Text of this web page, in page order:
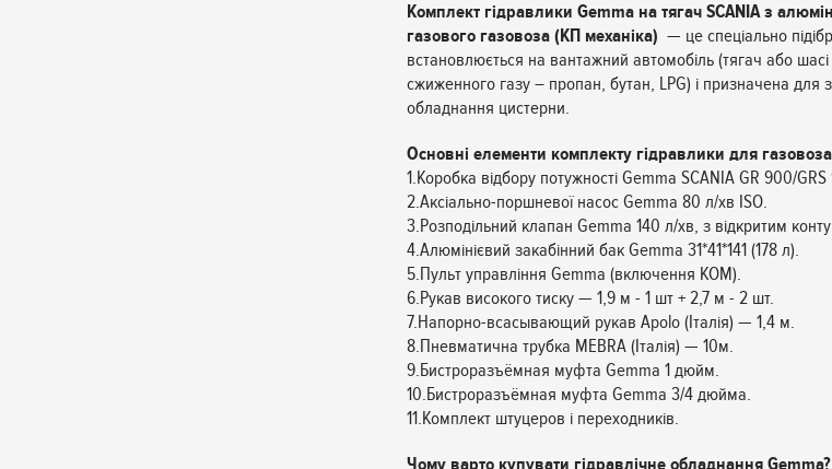
Комплект гідравлики Gemma на тягач SCANIA з
газового газовоза (КП механіка) — це спеціально
встановлюється на вантажний автомобіль (тягач або
сжиженного газу – пропан, бутан, LPG) і призначена для
обладнання цистерни.
Основні елементи комплекту гідравлики для
1.Коробка відбору потужності Gemma SCANIA GR 900/
2.Аксіально-поршневої насос Gemma 80 л/хв ISO.
3.Розподільний клапан Gemma 140 л/хв, з відкритим
4.Алюмінієвий закабінний бак Gemma 31*41*141 (178 л).
5.Пульт управління Gemma (включення КОМ).
6.Рукав високого тиску — 1,9 м - 1 шт + 2,7 м - 2 шт.
7.Напорно-всасывающий рукав Apolo (Італія) — 1,4 м.
8.Пневматична трубка MEBRA (Італія) — 10м.
9.Бистроразъёмная муфта Gemma 1 дюйм.
10.Бистроразъёмная муфта Gemma 3/4 дюйма.
11.Комплект штуцеров і переходників.
Чому варто купувати гідравлічне обладнання Gemma?